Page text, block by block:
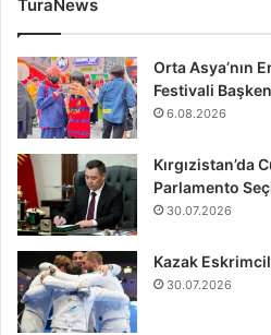
TuraNews
Orta Asya’nın
Festivali
6.08.2026
Kırgızistan’da
Parlamento
30.07.2026
Kazak
30.07.2026